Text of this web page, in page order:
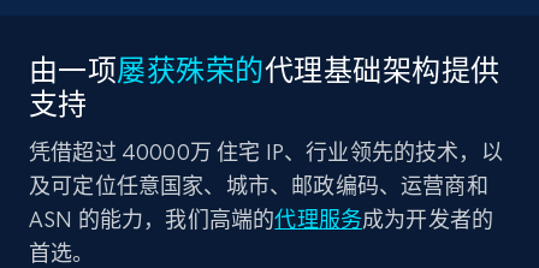
由一项屡获殊荣的代理基础架构提供
支持
凭借超过 40000万 住宅 IP、行业领先的技术，以
及可定位任意国家、城市、邮政编码、运营商和
ASN 的能力，我们高端的代理服务成为开发者的
首选。